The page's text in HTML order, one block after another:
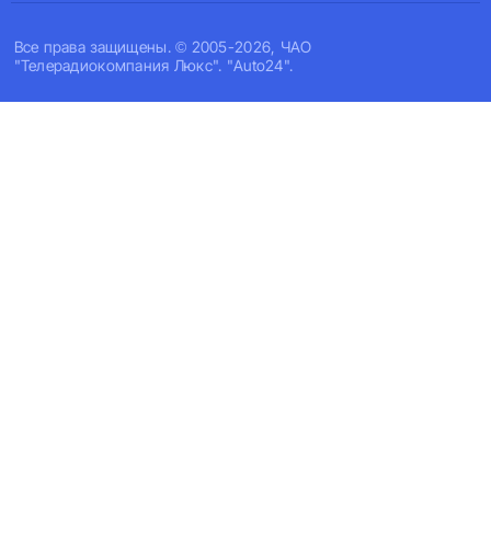
Все права защищены. © 2005-2026, ЧАО
"Телерадиокомпания Люкс". "Auto24".